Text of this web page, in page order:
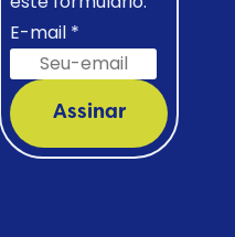
E-mail *
Assinar